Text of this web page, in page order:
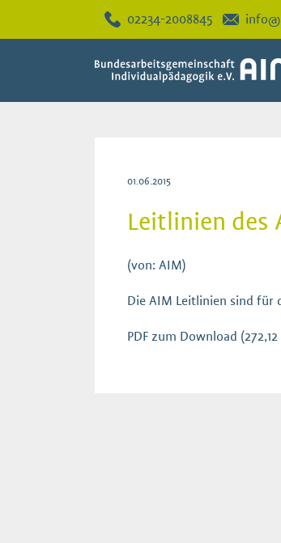
02234-2008845
01.06.2015
Leitlinien des
(von: AIM)
Die AIM Leitlinien sind für
PDF zum Download